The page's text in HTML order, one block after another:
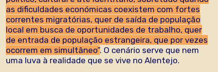
as dificuldades económicas coexistem com fortes
correntes migratórias, quer de saída de população
local em busca de oportunidades de trabalho, quer
de entrada de população estrangeira, que por vezes
ocorrem em simultâneo”. O cenário serve que nem
uma luva à realidade que se vive no Alentejo.